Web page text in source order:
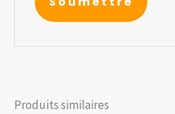
Produits similaires